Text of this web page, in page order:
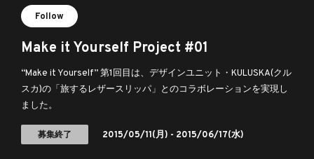
Follow
Make it Yourself Project #01
“Make it Yourself” 第1回目は、デザインユニット・KULUSKA(クル
スカ)の「旅するレザースリッパ」とのコラボレーションを実現し
ました。
募集終了 2015/05/11(月) - 2015/06/17(水)